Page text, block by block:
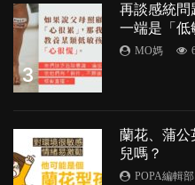
3
再談感統問
一端是「低
MO媽
蘭花、蒲公
兒嗎？
POPA編輯部